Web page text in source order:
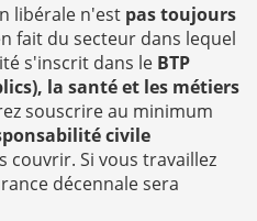
libérale n'est pas toujours
fait du secteur dans lequel
s'inscrit dans le BTP
la santé et les métiers
souscrire au minimum
civile
couvrir. Si vous travaillez
décennale sera